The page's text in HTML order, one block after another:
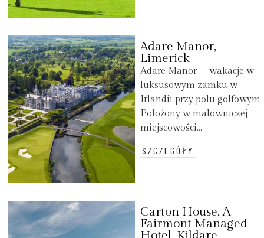
Adare Manor,
Limerick
Adare Manor – wakacje w
luksusowym zamku w
Irlandii przy polu golfowym
Położony w malowniczej
miejscowości...
SZCZEGÓŁY
Carton House, A
Fairmont Managed